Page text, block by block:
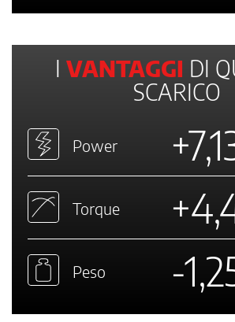
I VANTAGGI DI
SCARICO
Power
Torque
Peso -